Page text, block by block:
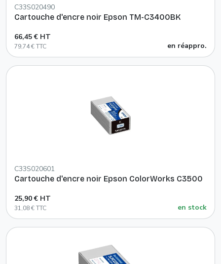
C33S020490
Cartouche d'encre noir Epson TM-C3400BK
66,45 € HT
79,74 € TTC en réappro.
C33S020601
Cartouche d'encre noir Epson ColorWorks C3500
25,90 € HT
31,08 € TTC en stock